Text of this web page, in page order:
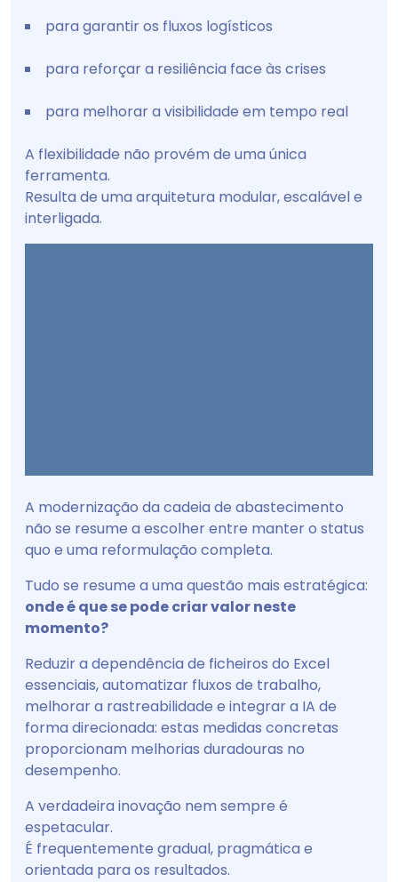
para garantir os fluxos logísticos
para reforçar a resiliência face às crises
para melhorar a visibilidade em tempo real
A flexibilidade não provém de uma única
ferramenta.
Resulta de uma arquitetura modular, escalável e
interligada.
A modernização da cadeia de abastecimento
não se resume a escolher entre manter o status
quo e uma reformulação completa.
Tudo se resume a uma questão mais estratégica:
onde é que se pode criar valor neste
momento?
Reduzir a dependência de ficheiros do Excel
essenciais, automatizar fluxos de trabalho,
melhorar a rastreabilidade e integrar a IA de
forma direcionada: estas medidas concretas
proporcionam melhorias duradouras no
desempenho.
A verdadeira inovação nem sempre é
espetacular.
É frequentemente gradual, pragmática e
orientada para os resultados.